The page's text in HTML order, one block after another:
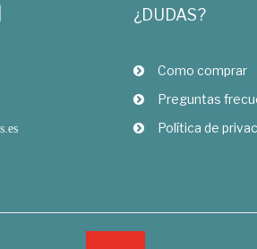
¿DUDAS?
Como comprar
Preguntas
Política de